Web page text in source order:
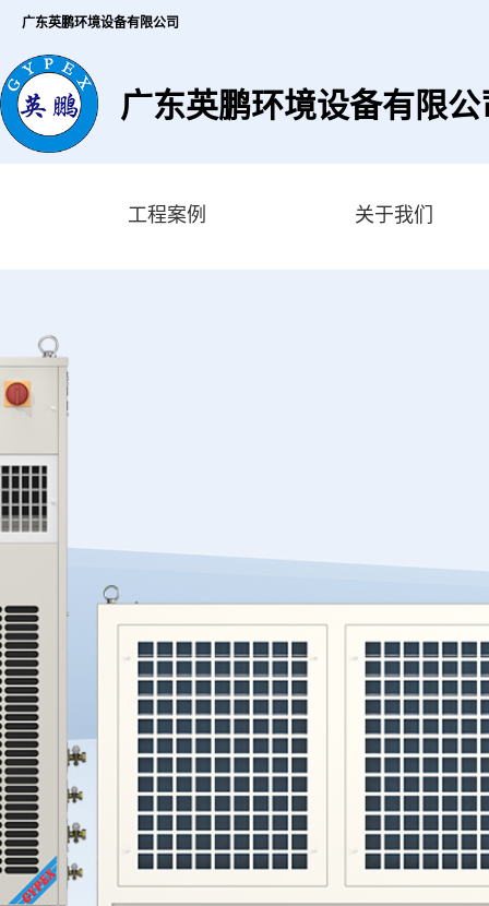
广东英鹏环境设备有限公司
广东英鹏环境设备有限
工程案例 关于我们